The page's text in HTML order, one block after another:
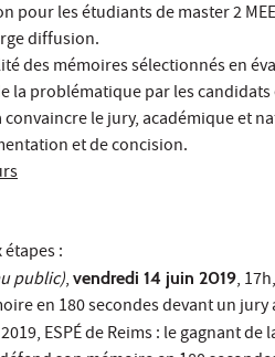
pour les étudiants de master 2
diffusion.
des mémoires sélectionnés en
la problématique par les
le jury, académique et
et de concision.
:
public), vendredi 14 juin 2019, 17h,
en 180 secondes devant un
ESPÉ de Reims : le gagnant